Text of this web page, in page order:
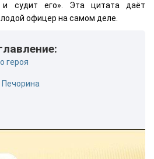
и судит его». Эта цитата даёт
офицер на самом деле.
героя